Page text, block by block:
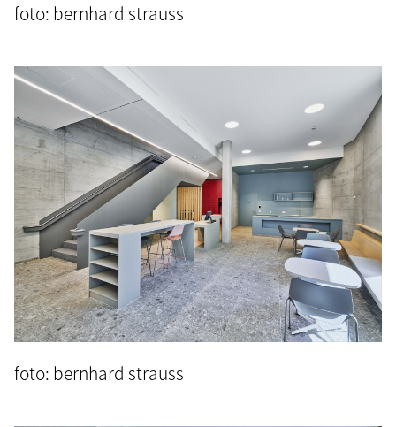
foto: bernhard strauss
foto: bernhard strauss